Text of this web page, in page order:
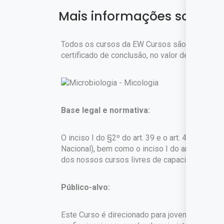
Mais informações sobre o
Todos os cursos da EW Cursos são gratuitos.
certificado de conclusão, no valor de
Base legal e normativa:
O inciso I do §2º do art. 39 e o art. 42 da Lei
Nacional), bem como o inciso I do art. 1º do
dos nossos cursos livres de capacitação
Público-alvo:
Este Curso é direcionado para jovens e